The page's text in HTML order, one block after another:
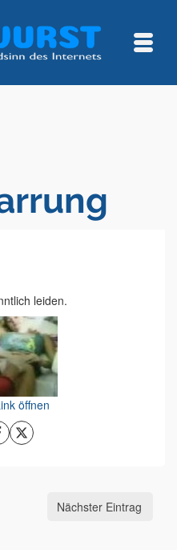
leiden.
öffnen
Nächster Eintrag